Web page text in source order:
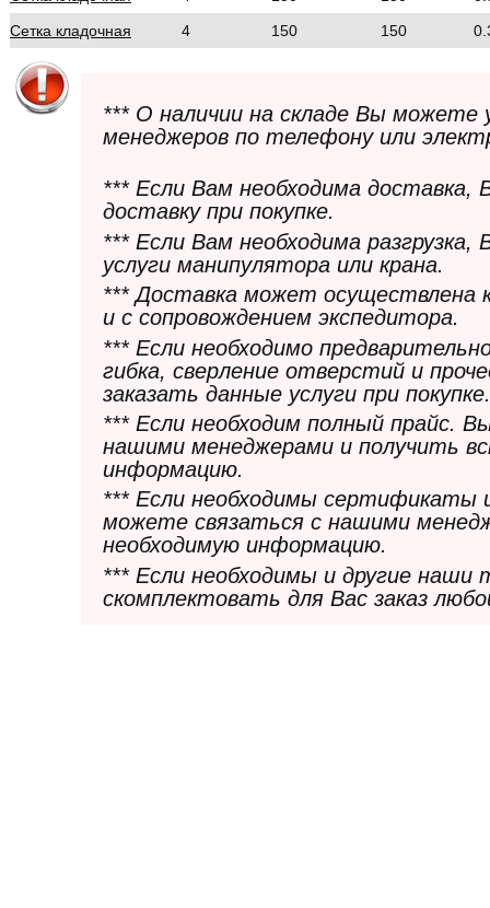
Сетка кладочная
4 150 150
*** О наличии на складе Вы можете
менеджеров по телефону или
*** Если Вам необходима
доставку при покупке.
*** Если Вам необходима
услуги манипулятора или крана.
*** Доставка может осуществлена
и с сопровождением экспедитора.
*** Если необходимо
гибка, сверление отверстий и
заказать данные услуги при покупке.
*** Если необходим полный прайс.
нашими менеджерами и получить
информацию.
*** Если необходимы сертификаты
можете связаться с нашими
необходимую информацию.
*** Если необходимы и другие
скомплектовать для Вас заказ